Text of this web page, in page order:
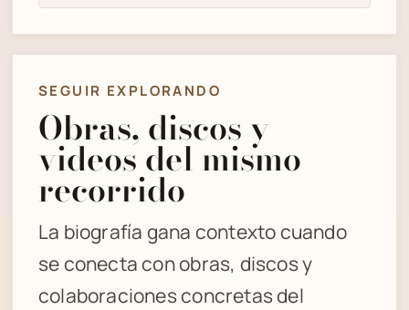
SEGUIR EXPLORANDO
Obras, discos y
videos del mismo
recorrido
La biografía gana contexto cuando
se conecta con obras, discos y
colaboraciones concretas del